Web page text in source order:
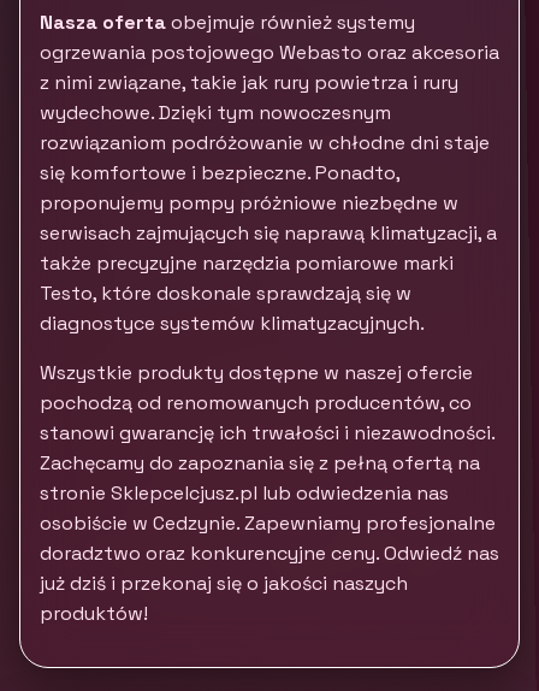
Nasza ofertaobejmuje również systemy
ogrzewania postojowego Webasto oraz akcesoria
z nimi związane, takie jak rury powietrza i rury
wydechowe. Dzięki tym nowoczesnym
rozwiązaniom podróżowanie w chłodne dni staje
się komfortowe i bezpieczne. Ponadto,
proponujemy pompy próżniowe niezbędne w
serwisach zajmujących się naprawą klimatyzacji, a
także precyzyjne narzędzia pomiarowe marki
Testo, które doskonale sprawdzają się w
diagnostyce systemów klimatyzacyjnych.
Wszystkie produkty dostępne w naszej ofercie
pochodzą od renomowanych producentów, co
stanowi gwarancję ich trwałości i niezawodności.
Zachęcamy do zapoznania się z pełną ofertą na
stronie Sklepcelcjusz.pl lub odwiedzenia nas
osobiście w Cedzynie. Zapewniamy profesjonalne
doradztwo oraz konkurencyjne ceny. Odwiedź nas
już dziś i przekonaj się o jakości naszych
produktów!